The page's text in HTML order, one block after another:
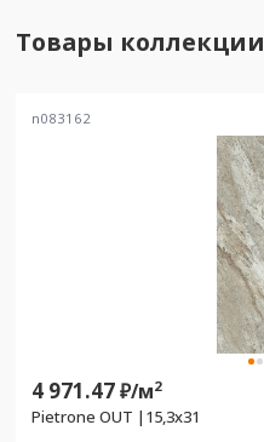
Товары коллекции
n083162
4 971.47₽/м2
Pietrone OUT |15,3x31